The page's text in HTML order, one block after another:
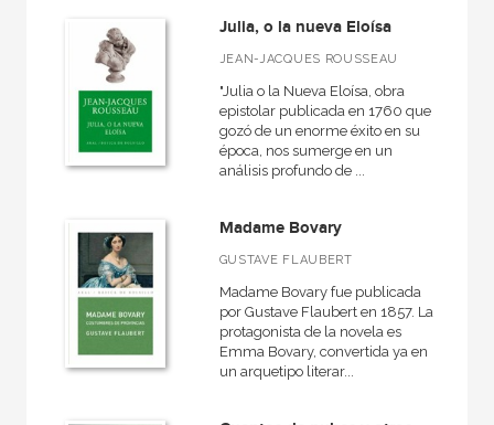
Julia, o la nueva Eloísa
JEAN-JACQUES ROUSSEAU
"Julia o la Nueva Eloísa, obra
epistolar publicada en 1760 que
gozó de un enorme éxito en su
época, nos sumerge en un
análisis profundo de ...
Madame Bovary
GUSTAVE FLAUBERT
Madame Bovary fue publicada
por Gustave Flaubert en 1857. La
protagonista de la novela es
Emma Bovary, convertida ya en
un arquetipo literar...